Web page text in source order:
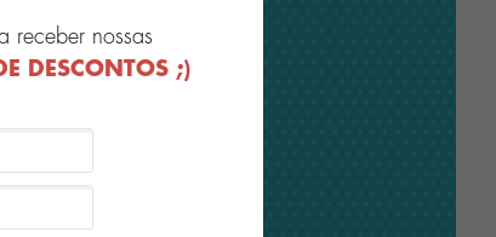
receber nossas
DESCONTOS ;)